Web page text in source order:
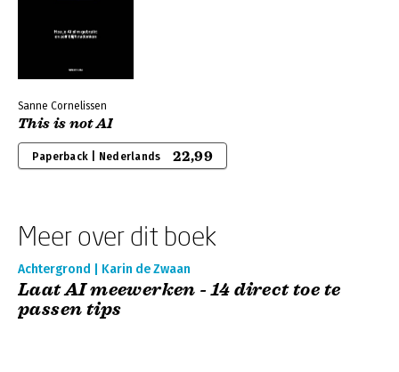
Sanne Cornelissen
This is not AI
Paperback | Nederlands 22,99
Meer over dit boek
Achtergrond | Karin de Zwaan
Laat AI meewerken - 14 direct toe te
passen tips